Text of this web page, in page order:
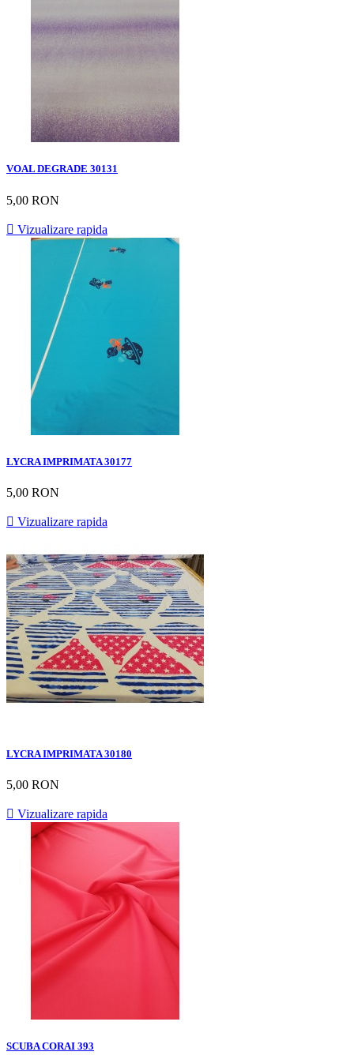
VOAL DEGRADE 30131
5,00 RON
 Vizualizare rapida
LYCRA IMPRIMATA 30177
5,00 RON
 Vizualizare rapida
LYCRA IMPRIMATA 30180
5,00 RON
 Vizualizare rapida
SCUBA CORAI 393